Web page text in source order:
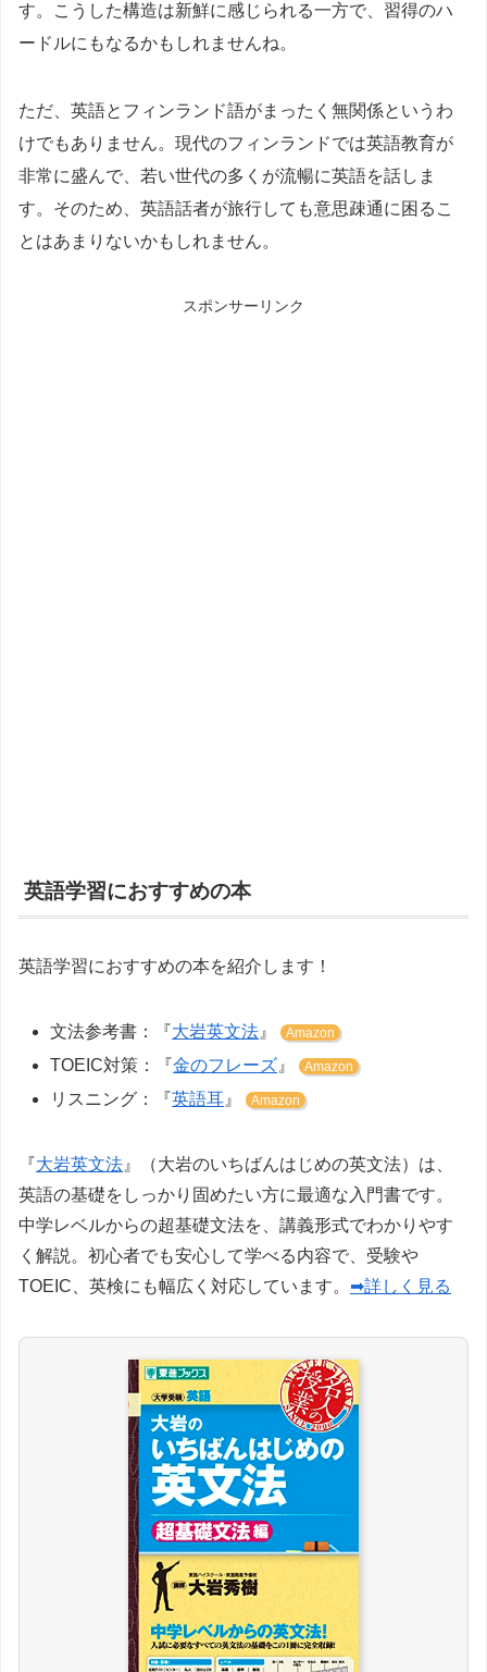
す。こうした構造は新鮮に感じられる一方で、習得のハ
ードルにもなるかもしれませんね。
ただ、英語とフィンランド語がまったく無関係というわ
けでもありません。現代のフィンランドでは英語教育が
非常に盛んで、若い世代の多くが流暢に英語を話しま
す。そのため、英語話者が旅行しても意思疎通に困るこ
とはあまりないかもしれません。
スポンサーリンク
英語学習におすすめの本
英語学習におすすめの本を紹介します！
文法参考書：『大岩英文法 』 Amazon
TOEIC対策：『金のフレーズ 』 Amazon
リスニング：『英語耳 』 Amazon
『大岩英文法 』（大岩のいちばんはじめの英文法）は、
英語の基礎をしっかり固めたい方に最適な入門書です。
中学レベルからの超基礎文法を、講義形式でわかりやす
く解説。初心者でも安心して学べる内容で、受験や
TOEIC、英検にも幅広く対応しています。 ➡詳しく見る